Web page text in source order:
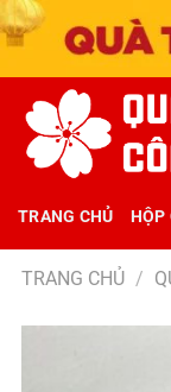
TRANG CHỦ HỘP
TRANG CHỦ /